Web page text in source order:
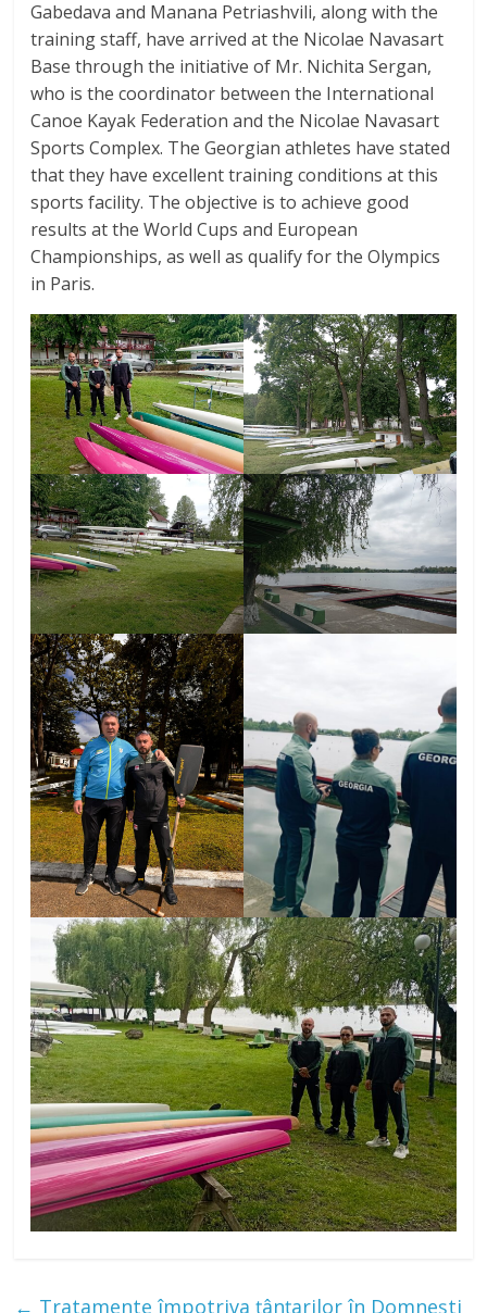
Gabedava and Manana Petriashvili, along with the
training staff, have arrived at the Nicolae Navasart
Base through the initiative of Mr. Nichita Sergan,
who is the coordinator between the International
Canoe Kayak Federation and the Nicolae Navasart
Sports Complex. The Georgian athletes have stated
that they have excellent training conditions at this
sports facility. The objective is to achieve good
results at the World Cups and European
Championships, as well as qualify for the Olympics
in Paris.
← Tratamente împotriva țânțarilor în Domnești